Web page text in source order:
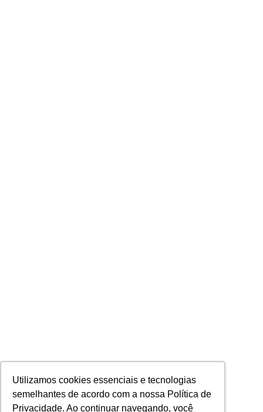
Utilizamos cookies essenciais e tecnologias
semelhantes de acordo com a nossa Política de
Privacidade. Ao continuar navegando, você